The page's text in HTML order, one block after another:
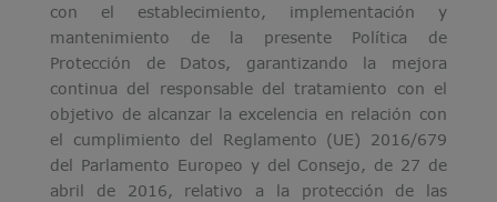
con el establecimiento, implementación y
mantenimiento de la presente Política de
Protección de Datos, garantizando la mejora
continua del responsable del tratamiento con el
objetivo de alcanzar la excelencia en relación con
el cumplimiento del Reglamento (UE) 2016/679
del Parlamento Europeo y del Consejo, de 27 de
abril de 2016, relativo a la protección de las